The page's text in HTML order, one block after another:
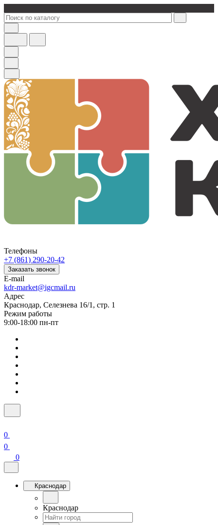
Телефоны
+7 (861) 290-20-42
Заказать звонок
E-mail
kdr-market@igcmail.ru
Адрес
Краснодар, Селезнева 16/1, стр. 1
Режим работы
9:00-18:00 пн-пт
0
0
0
Краснодар
Краснодар